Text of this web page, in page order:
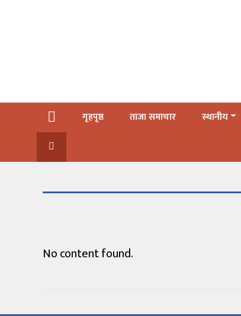
गृहपृष्ठ
ताजा समाचार स्थानीय
स्थानीय
राजनीति
No content found.